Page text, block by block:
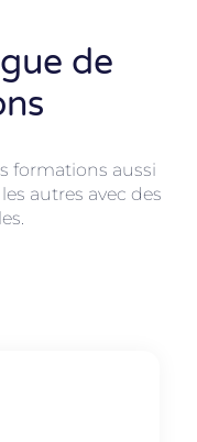
de
formations aussi
autres avec des